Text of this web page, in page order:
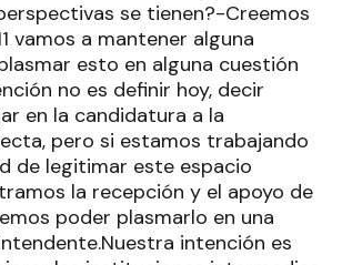
se tienen?-Creemos
vamos a mantener alguna
esto en alguna cuestión
no es definir hoy, decir
en la candidatura a la
pero si estamos trabajando
de legitimar este espacio
la recepción y el apoyo de
poder plasmarlo en una
intención es